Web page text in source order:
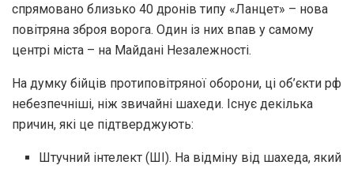
спрямовано близько 40 дронів типу «Ланцет» – нова
повітряна зброя ворога. Один із них впав у самому
центрі міста – на Майдані Незалежності.
На думку бійців протиповітряної оборони, ці об’єкти рф
небезпечніші, ніж звичайні шахеди. Існує декілька
причин, які це підтверджують:
Штучний інтелект (ШІ). На відміну від шахеда, який